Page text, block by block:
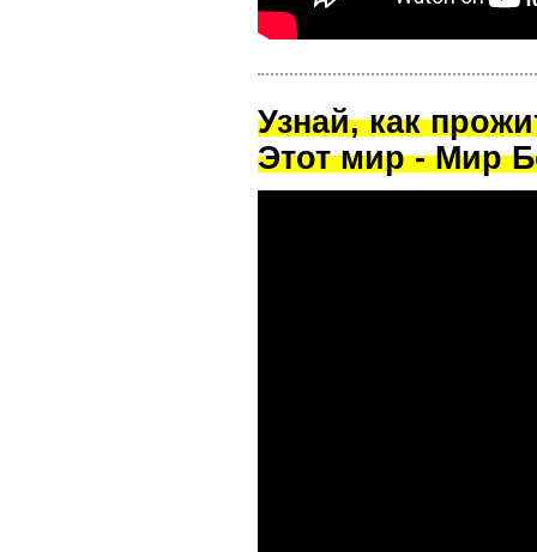
Узнай, как
Этот мир - Мир